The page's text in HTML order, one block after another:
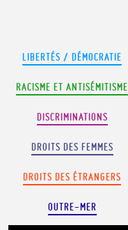
LIBERTÉS / DÉMOCRATIE
RACISME ET ANTISÉMITISME
DISCRIMINATIONS
DROITS DES FEMMES
DROITS DES ÉTRANGERS
OUTRE-MER